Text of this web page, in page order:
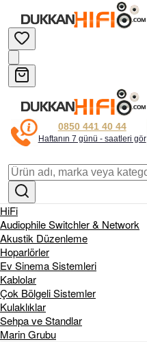
0850 441 40 44
Haftanın 7 günü - saatleri gör
HiFi
Audiophile Switchler & Network
Akustik Düzenleme
Hoparlörler
Ev Sinema Sistemleri
Kablolar
Çok Bölgeli Sistemler
Kulaklıklar
Sehpa ve Standlar
Marin Grubu